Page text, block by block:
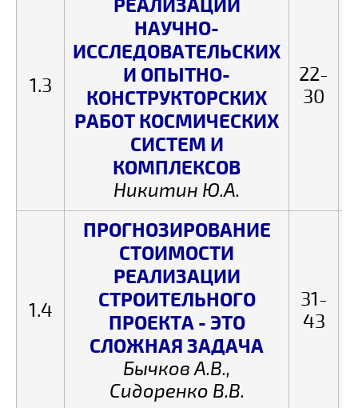
1.3
РЕАЛИЗАЦИИ
НАУЧНО-
ИССЛЕДОВАТЕЛЬСКИХ
И ОПЫТНО-
КОНСТРУКТОРСКИХ
РАБОТ КОСМИЧЕСКИХ
СИСТЕМ И
КОМПЛЕКСОВ
Никитин Ю.А.
22-
30
1.4
ПРОГНОЗИРОВАНИЕ
СТОИМОСТИ
РЕАЛИЗАЦИИ
СТРОИТЕЛЬНОГО
ПРОЕКТА - ЭТО
СЛОЖНАЯ ЗАДАЧА
Бычков А.В.,
Сидоренко В.В.
31-
43